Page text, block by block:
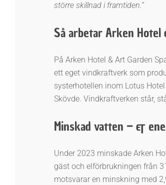
större skillnad i framtiden.”
Så arbetar Arken
På Arken Hotel & Art Garden
ett eget vindkraftverk som
systerhotellen inom Lotus
Skövde. Vindkraftverken står,
Minskad vatten – &
Under 2023 minskade Arken
gäst och elförbrukningen från
motsvarar en minskning med